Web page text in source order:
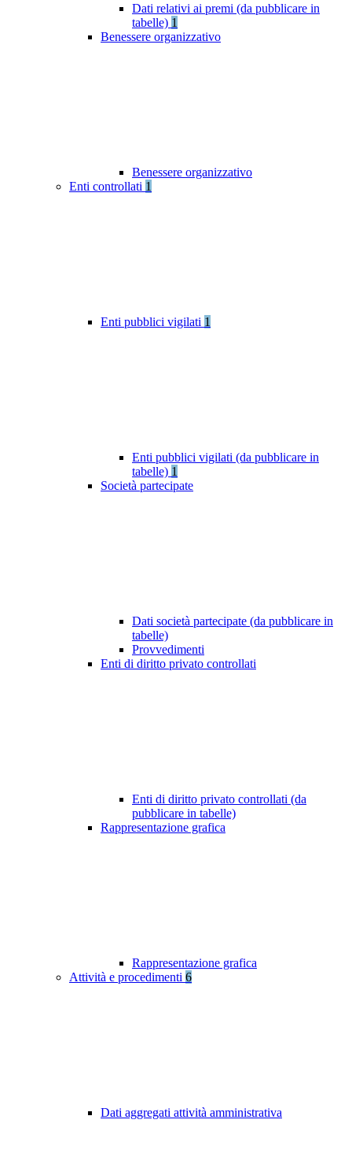
Dati relativi ai premi (da pubblicare in
tabelle) 1
Benessere organizzativo
Benessere organizzativo
Enti controllati 1
Enti pubblici vigilati 1
Enti pubblici vigilati (da pubblicare in
tabelle) 1
Società partecipate
Dati società partecipate (da pubblicare in
tabelle)
Provvedimenti
Enti di diritto privato controllati
Enti di diritto privato controllati (da
pubblicare in tabelle)
Rappresentazione grafica
Rappresentazione grafica
Attività e procedimenti 6
Dati aggregati attività amministrativa